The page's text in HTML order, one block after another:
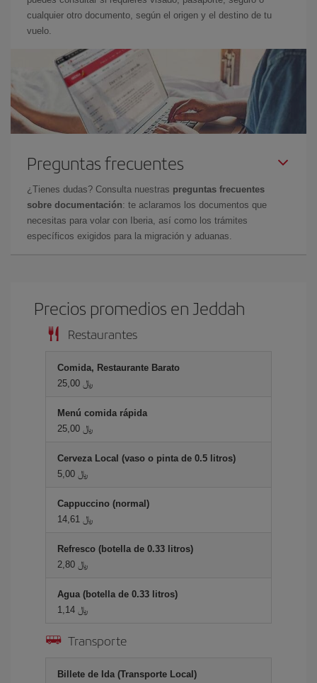
cualquier otro documento, según el origen y el destino de tu
vuelo.
Preguntas frecuentes
¿Tienes dudas? Consulta nuestras preguntas frecuentes
sobre documentación: te aclaramos los documentos que
necesitas para volar con Iberia, así como los trámites
específicos exigidos para la migración y aduanas.
Precios promedios en Jeddah
Restaurantes
Comida, Restaurante Barato
25,00 ﷼
Menú comida rápida
25,00 ﷼
Cerveza Local (vaso o pinta de 0.5 litros)
5,00 ﷼
Cappuccino (normal)
14,61 ﷼
Refresco (botella de 0.33 litros)
2,80 ﷼
Agua (botella de 0.33 litros)
1,14 ﷼
Transporte
Billete de Ida (Transporte Local)